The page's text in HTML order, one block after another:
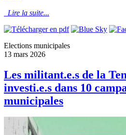
Lire la suite...
Elections municipales
13 mars 2026
Les militant.e.s de la
investi.e.s dans 10
municipales